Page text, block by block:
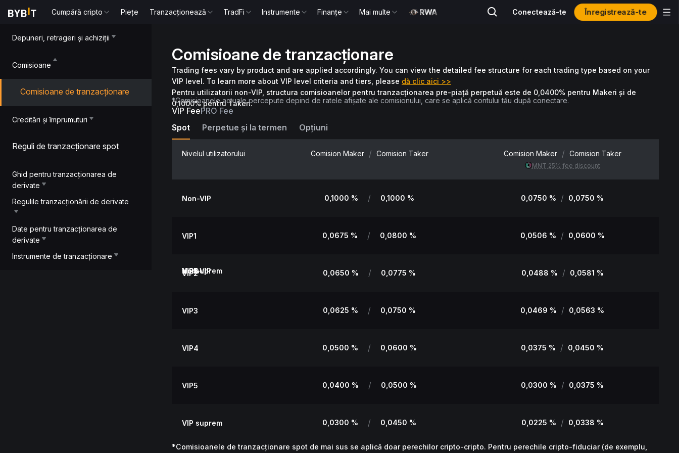
Cumpără cripto Piețe Tranzacționează TradFi Instrumente Finanțe Mai multe Conectează-te Înregistrează-te
Depuneri, retrageri și achiziții
Comisioane
Comisioane de tranzacționare
Creditări și împrumuturi
Reguli de tranzacționare spot
Ghid pentru tranzacționarea de
derivate
Regulile tranzacționării de derivate
Date pentru tranzacționarea de
derivate
Instrumente de tranzacționare
Comisioane de tranzacționare
Trading fees vary by product and are applied accordingly. You can view the detailed fee structure for each trading type based on your
VIP level. To learn more about VIP level criteria and tiers, please dă clic aici >>
Pentru utilizatorii non-VIP, structura comisioanelor pentru tranzacționarea pre-piață perpetuă este de 0,0400% pentru Makeri și de
0,1000% pentru Takeri.
*Comisioanele actuale percepute depind de ratele afișate ale comisionului, care se aplică contului tău după conectare.
VIP FeePRO Fee
Spot
Perpetue și la termen Opțiuni
Nivelul utilizatorului Comision Maker / Comision Taker Comision Maker / Comision Taker
MNT 25% fee discount
Non-VIP 0,1000 % / 0,1000 % 0,0750 % / 0,0750 %
VIP1 0,0675 % / 0,0800 % 0,0506 % / 0,0600 %
VIP2 0,0650 % / 0,0775 % 0,0488 % / 0,0581 %
VIP3 0,0625 % / 0,0750 % 0,0469 % / 0,0563 %
VIP4 0,0500 % / 0,0600 % 0,0375 % / 0,0450 %
VIP5 0,0400 % / 0,0500 % 0,0300 % / 0,0375 %
VIP suprem 0,0300 % / 0,0450 % 0,0225 % / 0,0338 %
*Comisioanele de tranzacționare spot de mai sus se aplică doar perechilor cripto-cripto. Pentru perechile cripto-fiduciar (de exemplu,
Non-VIP
VIP1
VIP2
VIP3
VIP4
VIP5
VIP suprem